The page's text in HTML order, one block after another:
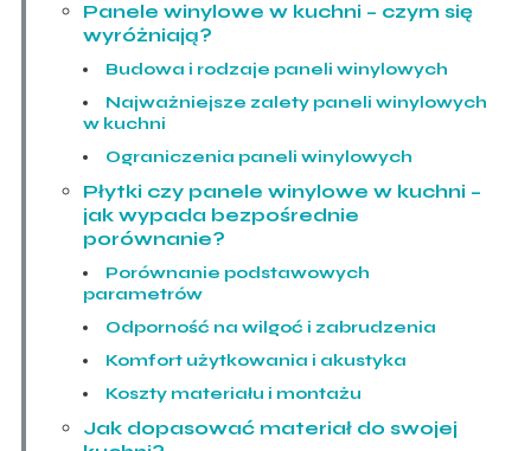
Panele winylowe w kuchni – czym się
wyróżniają?
Budowa i rodzaje paneli winylowych
Najważniejsze zalety paneli winylowych
w kuchni
Ograniczenia paneli winylowych
Płytki czy panele winylowe w kuchni –
jak wypada bezpośrednie
porównanie?
Porównanie podstawowych
parametrów
Odporność na wilgoć i zabrudzenia
Komfort użytkowania i akustyka
Koszty materiału i montażu
Jak dopasować materiał do swojej